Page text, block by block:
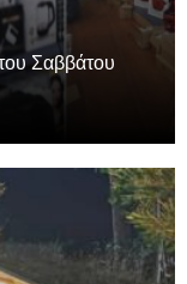
Σαββάτου